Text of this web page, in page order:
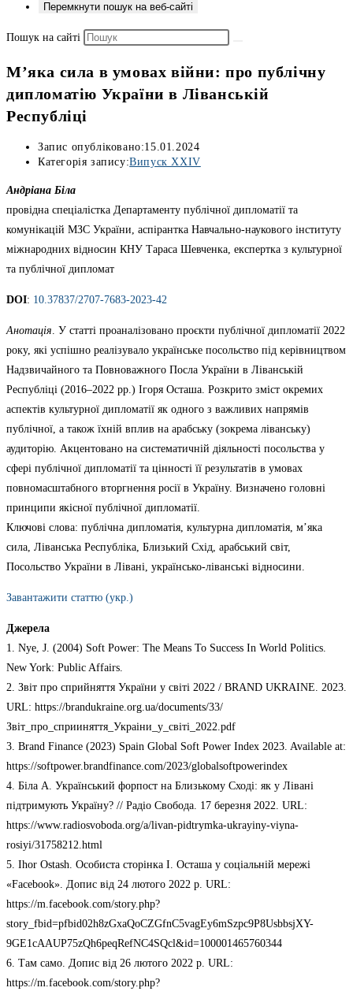
Перемкнути пошук на веб-сайті
Пошук на сайті
М’яка сила в умовах війни: про публічну
дипломатію України в Ліванській
Республіці
Запис опубліковано:15.01.2024
Категорія запису:Випуск XXIV
Андріана Біла
провідна спеціалістка Департаменту публічної дипломатії та
комунікацій МЗС України, аспірантка Навчально-наукового інституту
міжнародних відносин КНУ Тараса Шевченка, експертка з культурної
та публічної дипломат
DOI: 10.37837/2707-7683-2023-42
Анотація. У статті проаналізовано проєкти публічної дипломатії 2022
року, які успішно реалізувало українське посольство під керівництвом
Надзвичайного та Повноважного Посла України в Ліванській
Республіці (2016–2022 рр.) Ігоря Осташа. Розкрито зміст окремих
аспектів культурної дипломатії як одного з важливих напрямів
публічної, а також їхній вплив на арабську (зокрема ліванську)
аудиторію. Акцентовано на систематичній діяльності посольства у
сфері публічної дипломатії та цінності її результатів в умовах
повномасштабного вторгнення росії в Україну. Визначено головні
принципи якісної публічної дипломатії.
Ключові слова: публічна дипломатія, культурна дипломатія, м’яка
сила, Ліванська Республіка, Близький Схід, арабський світ,
Посольство України в Лівані, українсько-ліванські відносини.
Завантажити статтю (укр.)
Джерела
1. Nye, J. (2004) Soft Power: The Means To Success In World Politics.
New York: Public Affairs.
2. Звіт про сприйняття України у світі 2022 / BRAND UKRAINE. 2023.
URL: https://brandukraine.org.ua/documents/33/
Звіт_про_сприиняття_Украіни_у_світі_2022.pdf
3. Brand Finance (2023) Spain Global Soft Power Index 2023. Available at:
https://softpower.brandfinance.com/2023/globalsoftpowerindex
4. Біла А. Український форпост на Близькому Сході: як у Лівані
підтримують Україну? // Радіо Свобода. 17 березня 2022. URL:
https://www.radiosvoboda.org/a/livan-pidtrymka-ukrayiny-viyna-
rosiyi/31758212.html
5. Ihor Ostash. Особиста сторінка І. Осташа у соціальній мережі
«Facebook». Допис від 24 лютого 2022 р. URL:
https://m.facebook.com/story.php?
story_fbid=pfbid02h8zGxaQoCZGfnC5vagEy6mSzpc9P8UsbbsjXY-
9GE1cAAUP75zQh6peqRefNC4SQcl&id=100001465760344
6. Там само. Допис від 26 лютого 2022 р. URL:
https://m.facebook.com/story.php?